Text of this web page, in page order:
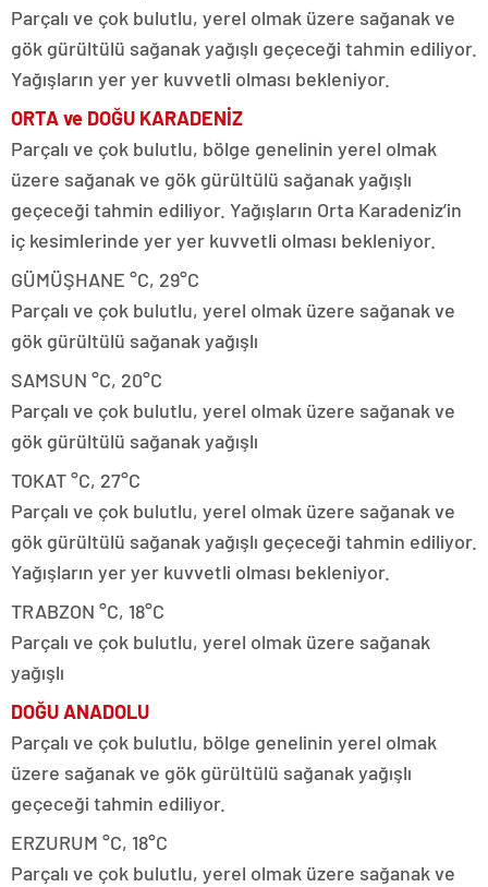
Parçalı ve çok bulutlu, yerel olmak üzere sağanak ve
gök gürültülü sağanak yağışlı geçeceği tahmin ediliyor.
Yağışların yer yer kuvvetli olması bekleniyor.
ORTA ve DOĞU KARADENİZ
Parçalı ve çok bulutlu, bölge genelinin yerel olmak
üzere sağanak ve gök gürültülü sağanak yağışlı
geçeceği tahmin ediliyor. Yağışların Orta Karadeniz’in
iç kesimlerinde yer yer kuvvetli olması bekleniyor.
GÜMÜŞHANE °C, 29°C
Parçalı ve çok bulutlu, yerel olmak üzere sağanak ve
gök gürültülü sağanak yağışlı
SAMSUN °C, 20°C
Parçalı ve çok bulutlu, yerel olmak üzere sağanak ve
gök gürültülü sağanak yağışlı
TOKAT °C, 27°C
Parçalı ve çok bulutlu, yerel olmak üzere sağanak ve
gök gürültülü sağanak yağışlı geçeceği tahmin ediliyor.
Yağışların yer yer kuvvetli olması bekleniyor.
TRABZON °C, 18°C
Parçalı ve çok bulutlu, yerel olmak üzere sağanak
yağışlı
DOĞU ANADOLU
Parçalı ve çok bulutlu, bölge genelinin yerel olmak
üzere sağanak ve gök gürültülü sağanak yağışlı
geçeceği tahmin ediliyor.
ERZURUM °C, 18°C
Parçalı ve çok bulutlu, yerel olmak üzere sağanak ve